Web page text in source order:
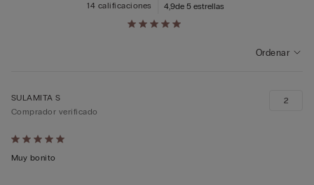
4,9de 5 estrellas
14 calificaciones
Ordenar
Calificación
de
SULAMITA S
Comprador verificado
Muy bonito
2